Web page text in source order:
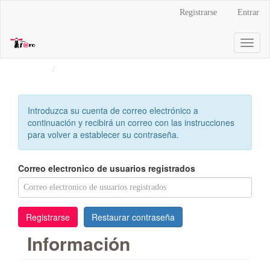
principal
Barra
Registrarse Entrar
Introduzca su cuenta de correo electrónico a
continuación y recibirá un correo con las instrucciones
para volver a establecer su contraseña.
Correo electronico de usuarios registrados
Restaurar contraseña
Registrarse
Información